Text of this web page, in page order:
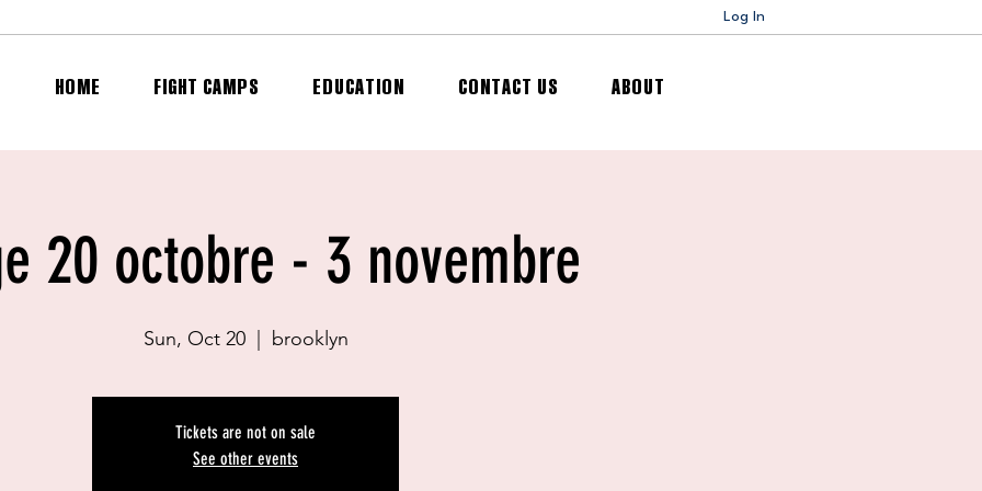
Log In
HOME FIGHT CAMPS EDUCATION CONTACT US ABOUT
20 octobre - 3 novembre
Sun, Oct 20
  |
brooklyn
Tickets are not on sale
See other events